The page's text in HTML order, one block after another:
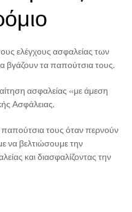
ελέγχους ασφαλείας των
βγάζουν τα παπούτσια τους.
ασφαλείας «με άμεση
Ασφάλειας.
παπούτσια τους όταν περνούν
να βελτιώσουμε την
και διασφαλίζοντας την